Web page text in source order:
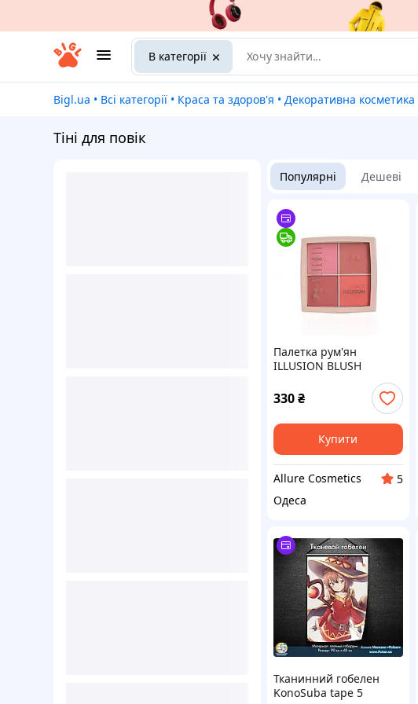
В категорії
Bigl.ua • Всі категорії • Краса та здоров'я • Декоративна косметика
Тіні для повік
Популярні Дешеві
Палетка рум'ян
ILLUSION BLUSH
330₴
Купити
Allure Cosmetics
5
Одеса
Тканинний гобелен
KonoSuba tape 5